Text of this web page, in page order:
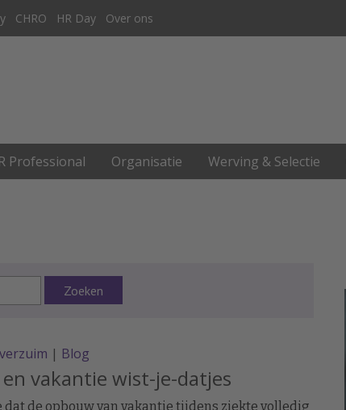
CHRO HR Day Over ons
Professional Organisatie Werving & Selectie
Zoeken
| Blog
vakantie wist-je-datjes
dat de opbouw van vakantie tijdens ziekte volledig